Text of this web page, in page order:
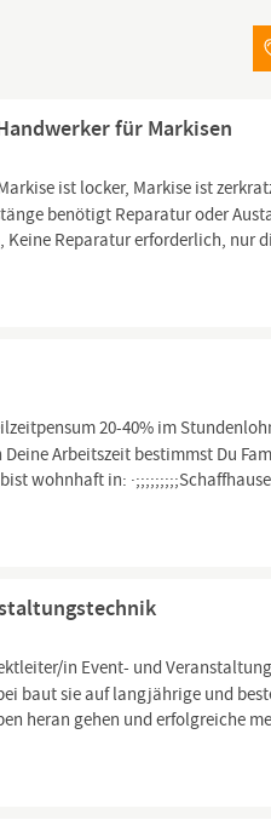
für Markisen
ist locker, Markise ist
benötigt Reparatur oder
Keine Reparatur erforderlich, nur
20-40% im
Arbeitszeit bestimmst Du
wohnhaft in:
in Event- und
baut sie auf langjährige und
heran gehen und erfolgreiche